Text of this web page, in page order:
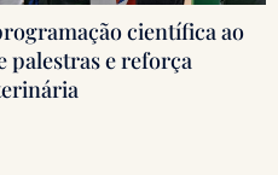
científica ao
palestras e reforça